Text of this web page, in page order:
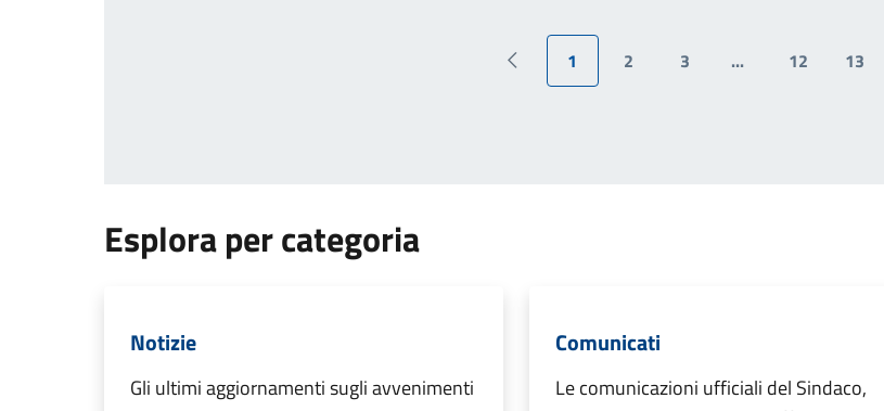
Pagina precedente
1 2 3 ... 12 13
Esplora per categoria
Notizie
Gli ultimi aggiornamenti sugli avvenimenti
Comunicati
Le comunicazioni ufficiali del Sindaco,